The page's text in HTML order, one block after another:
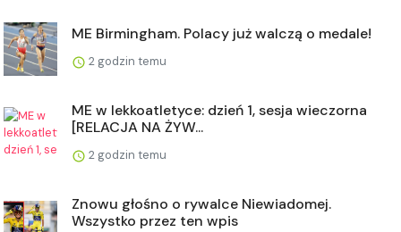
ME Birmingham. Polacy już walczą o medale!
2 godzin temu
ME w lekkoatletyce: dzień 1, sesja wieczorna
[RELACJA NA ŻYW...
2 godzin temu
Znowu głośno o rywalce Niewiadomej.
Wszystko przez ten wpis